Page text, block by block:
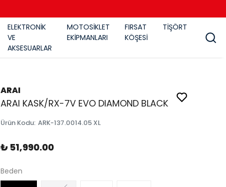
ELEKTRONİK
VE
AKSESUARLAR
MOTOSİKLET
EKİPMANLARI
FIRSAT
KÖŞESİ
TİŞÖRT
ARAI
ARAI KASK/RX-7V EVO DIAMOND BLACK
Ürün Kodu: ARK-137.0014.05 XL
₺ 51,990.00
Beden